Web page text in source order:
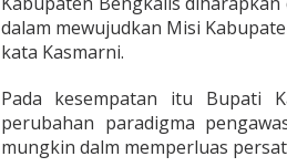
P
e
n
w
a
s
dalam mewujudkan Misi
kata Kasmarni.
Pada kesempatan itu Bupati
perubahan paradigma
mungkin dalm memperluas